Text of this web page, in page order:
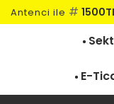
Antenci ile #
E-